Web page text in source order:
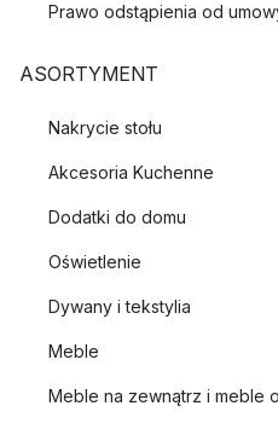
Prawo odstąpienia od
ASORTYMENT
Nakrycie stołu
Akcesoria Kuchenne
Dodatki do domu
Oświetlenie
Dywany i tekstylia
Meble
Meble na zewnątrz i meble